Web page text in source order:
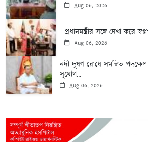
Aug 06, 2026
প্রধানমন্ত্রীর সঙ্গে দেখা করে
Aug 06, 2026
নদী দূষণ রোধে সমন্বিত
সুযোগ...
Aug 06, 2026